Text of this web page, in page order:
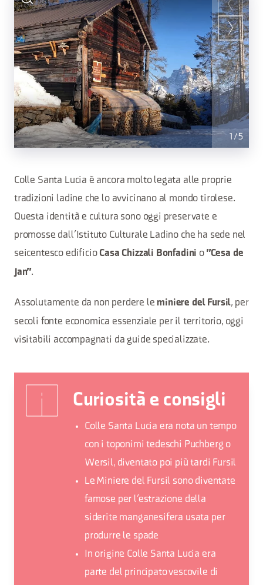
1 /5
Colle Santa Lucia è ancora molto legata alle proprie
tradizioni ladine che lo avvicinano al mondo tirolese.
Questa identità e cultura sono oggi preservate e
promosse dall’Istituto Culturale Ladino che ha sede nel
seicentesco edificio Casa Chizzali Bonfadini o "Cesa de
Jan".
Assolutamente da non perdere le miniere del Fursil, per
secoli fonte economica essenziale per il territorio, oggi
visitabili accompagnati da guide specializzate.
Curiosità e consigli
Colle Santa Lucia era nota un tempo
con i toponimi tedeschi Puchberg o
Wersil, diventato poi più tardi Fursil
Le Miniere del Fursil sono diventate
famose per l’estrazione della
siderite manganesifera usata per
produrre le spade
In origine Colle Santa Lucia era
parte del principato vescovile di